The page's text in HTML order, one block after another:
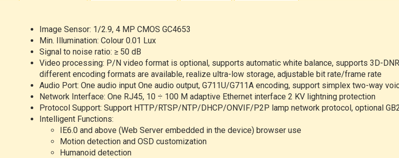
Image Sensor: 1/2.9, 4 MP CMOS GC4653
Min. Illumination: Colour 0.01 Lux
Signal to noise ratio: ≥ 50 dB
Video processing: P/N video format is optional, supports automatic white balance, supports 3D-
different encoding formats are available, realize ultra-low storage, adjustable bit rate/frame rate
Audio Port: One audio input One audio output, G711U/G711A encoding, support simplex two-way
Network Interface: One RJ45, 10 ÷ 100 M adaptive Ethernet interface 2 KV lightning protection
Protocol Support: Support HTTP/RTSP/NTP/DHCP/ONVIF/P2P lamp network protocol, optional
Intelligent Functions:
IE6.0 and above (Web Server embedded in the device) browser use
Motion detection and OSD customization
Humanoid detection